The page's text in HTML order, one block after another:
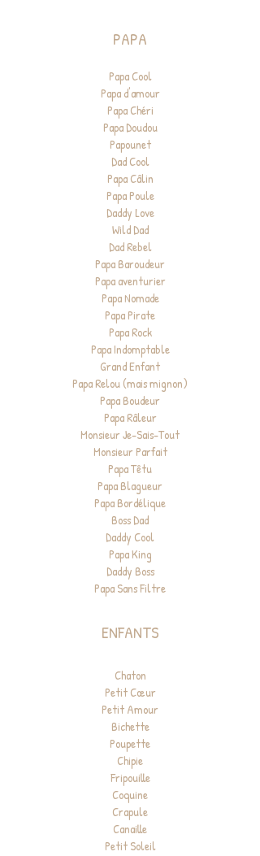
PAPA
Papa Cool
Papa d'amour
Papa Chéri
Papa Doudou
Papounet
Dad Cool
Papa Câlin
Papa Poule
Daddy Love
Wild Dad
Dad Rebel
Papa Baroudeur
Papa aventurier
Papa Nomade
Papa Pirate
Papa Rock
Papa Indomptable
Grand Enfant
Papa Relou (mais mignon)
Papa Boudeur
Papa Râleur
Monsieur Je-Sais-Tout
Monsieur Parfait
Papa Têtu
Papa Blagueur
Papa Bordélique
Boss Dad
Daddy Cool
Papa King
Daddy Boss
Papa Sans Filtre
ENFANTS
Chaton
Petit Cœur
Petit Amour
Bichette
Poupette
Chipie
Fripouille
Coquine
Crapule
Canaille
Petit Soleil